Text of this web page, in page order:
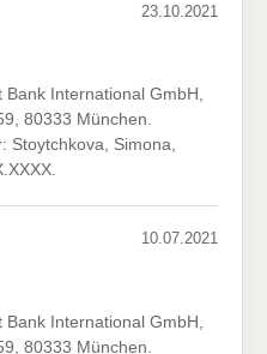
23.10.2021
Bank International GmbH,
80333 München.
Stoytchkova, Simona,
10.07.2021
International GmbH,
80333 München.